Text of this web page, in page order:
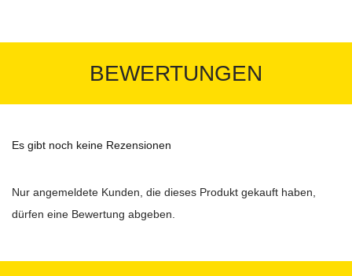
BEWERTUNGEN
Es gibt noch keine Rezensionen
Nur angemeldete Kunden, die dieses Produkt gekauft haben,
dürfen eine Bewertung abgeben.